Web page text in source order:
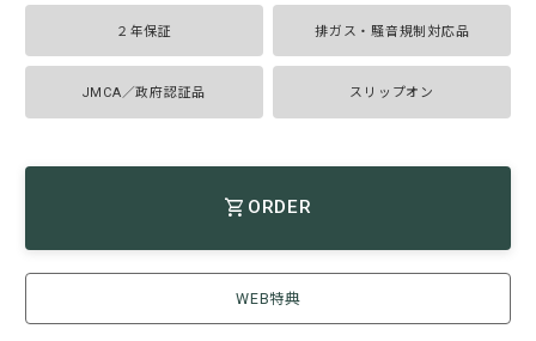
２年保証 排ガス・騒音規制対応品
JMCA／政府認証品 スリップオン
ORDER
WEB特典